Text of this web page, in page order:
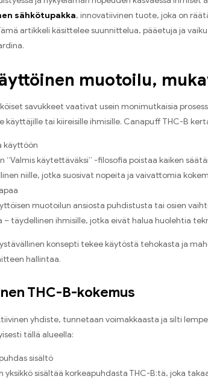
sähkötupakka, innovatiivinen tuote, joka on
artikkeli käsittelee suunnittelua, pääetuja ja
muotoilu,
savukkeet vaativat usein monimutkaisia
käyttäjille tai kiireisille ihmisille. Canapuff THC-B
käyttöön
“Valmis käytettäväksi” -filosofia poistaa kaiken
niille, jotka suosivat nopeita ja vaivattomia
muotoilun ansiosta puhdistusta tai osien
– täydellinen ihmisille, jotka eivät halua huolehtia
konsepti tekee käytöstä tehokasta ja
hallintaa.
THC-B-kokemus
yhdiste, tunnetaan voimakkaasta ja silti
tällä alueella:
sisältö
yksikkö sisältää korkeapuhdasta THC-B:tä, joka